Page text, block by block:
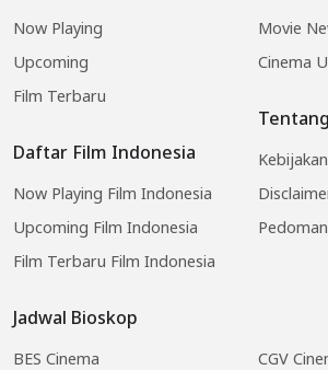
Now Playing
Upcoming
Film Terbaru
Daftar Film Indonesia
Now Playing Film Indonesia
Upcoming Film Indonesia
Film Terbaru Film Indonesia
Jadwal Bioskop
BES Cinema
CGV
Movie
Cinema
Tentang